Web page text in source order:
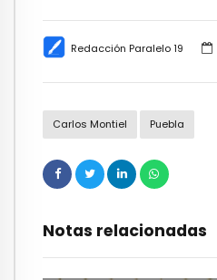
Redacción Paralelo 19
Carlos Montiel Puebla
Notas relacionadas